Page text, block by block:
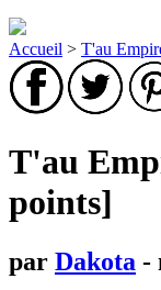
Accueil > T'au
T'au
points]
par Dakota -